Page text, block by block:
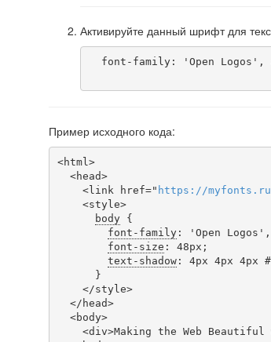
Активируйте данный шрифт для
Пример исходного кода:
<html>
    <link href="
https ://myfonts . ru
body {
font-family: 'Open
font-size : 48px;
text-shadow: 4px 4px 4px